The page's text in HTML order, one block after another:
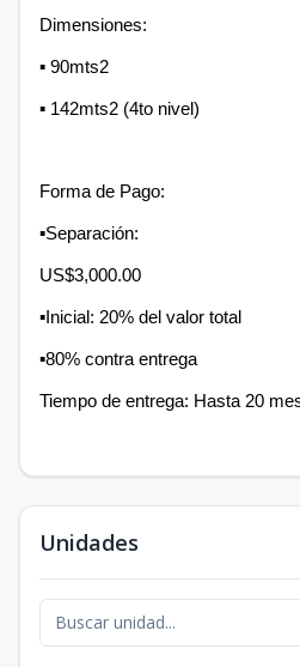
Dimensiones:
▪︎ 90mts2
▪︎ 142mts2 (4to nivel)
Forma de Pago:
▪︎Separación:
US$3,000.00
▪︎Inicial: 20% del valor total
▪︎80% contra entrega
Tiempo de entrega: Hasta 20
Unidades